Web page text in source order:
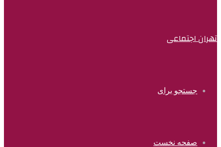
تهران اجتماعی
جستجو برای
صفحه نخست